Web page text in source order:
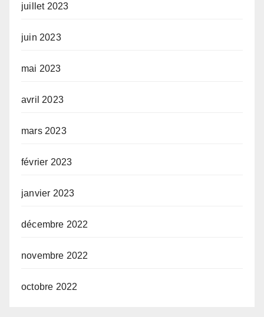
juillet 2023
juin 2023
mai 2023
avril 2023
mars 2023
février 2023
janvier 2023
décembre 2022
novembre 2022
octobre 2022